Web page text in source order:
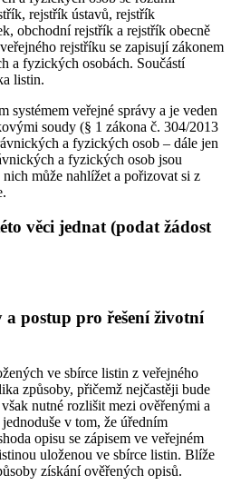
rejstřík ústavů, rejstřík
obchodní rejstřík a rejstřík obecně
rejstříku se zapisují zákonem
a fyzických osobách. Součástí
listin.
systémem veřejné správy a je veden
soudy (§ 1 zákona č. 304/2013
a fyzických osob – dále jen
a fyzických osob jsou
může nahlížet a pořizovat si z
věci jednat (podat žádost
postup pro řešení životní
ve sbírce listin z veřejného
způsoby, přičemž nejčastěji bude
nutné rozlišit mezi ověřenými a
v tom, že úředním
opisu se zápisem ve veřejném
uloženou ve sbírce listin. Blíže
získání ověřených opisů.